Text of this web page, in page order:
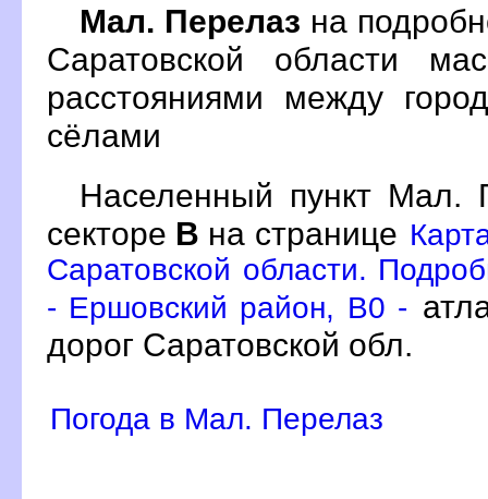
Мал. Перелаз на
Саратовской области
расстояниями между
сёлами
Населенный пункт
секторе
на странице
Саратовской области.
- Ершовский район, B0 -
дорог Саратовской обл.
Погода в Мал. Перелаз